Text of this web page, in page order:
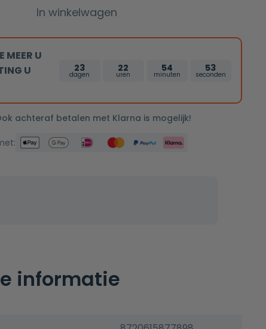
In winkelwagen
MEER U
U
23
dagen
22
uren
54
minuten
52
seconden
achteraf betalen met Klarna is mogelijk!
informatie